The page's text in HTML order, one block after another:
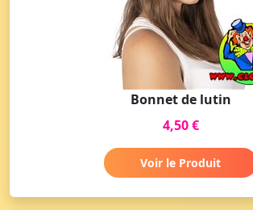
Bonnet de lutin
4,50 €
Voir le Produit